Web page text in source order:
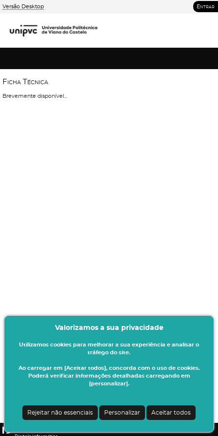
Versão Desktop Entrar
Ficha écnica
Brevemente disponível...
Valorizamos a sua privacidade
Utilizamos cookies para melhorar a sua experiência e analisar o
tráfego do site.
Ao carregar em [Aceitar todos], concorda com o uso de cookies.
Poderá verificar informações detalhadas carregando em
[personalizar].
Rejeitar não essenciais Personalizar Aceitar todos